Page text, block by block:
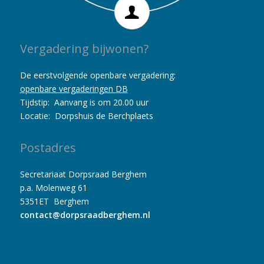
Vergadering bijwonen?
De eerstvolgende openbare vergadering:
openbare vergaderingen DB
Tijdstip: Aanvang is om 20.00 uur
Locatie: Dorpshuis de Berchplaets
Postadres
Secretariaat Dorpsraad Berghem
p.a. Molenweg 61
5351ET Berghem
contact@dorpsraadberghem.nl